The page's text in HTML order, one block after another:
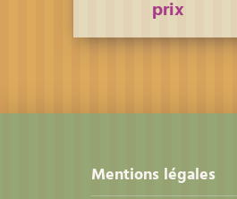
prix
Mentions légales